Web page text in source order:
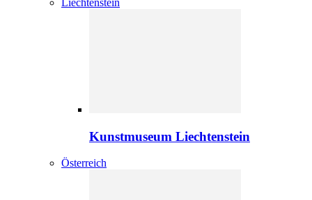
Kunstmuseum Liechtenstein
Österreich